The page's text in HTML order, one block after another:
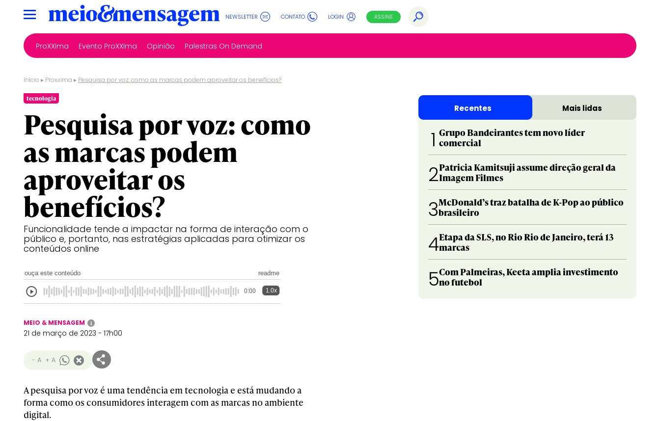
NEWSLETTER CONTATO LOGIN ASSINE
ProXXIma Evento ProXXIma Opinião Palestras On Demand
Início ▸ Proxxima ▸ Pesquisa por voz: como as marcas podem aproveitar os benefícios?
tecnologia
Pesquisa por voz: como
as marcas podem
aproveitar os
benefícios?
Funcionalidade tende a impactar na forma de interação com o
público e, portanto, nas estratégias aplicadas para otimizar os
conteúdos online
ouça este conteúdo readme
0:00 1.0x
MEIO & MENSAGEM i
21 de março de 2023 - 17h00
- A + A
A pesquisa por voz é uma tendência em tecnologia e está mudando a
forma como os consumidores interagem com as marcas no ambiente
digital.
Recentes Mais lidas
1 Grupo Bandeirantes tem novo líder
comercial
2Patricia Kamitsuji assume direção geral da
Imagem Filmes
3McDonald’s traz batalha de K-Pop ao público
brasileiro
4Etapa da SLS, no Rio Rio de Janeiro, terá 13
marcas
5Com Palmeiras, Keeta amplia investimento
no futebol